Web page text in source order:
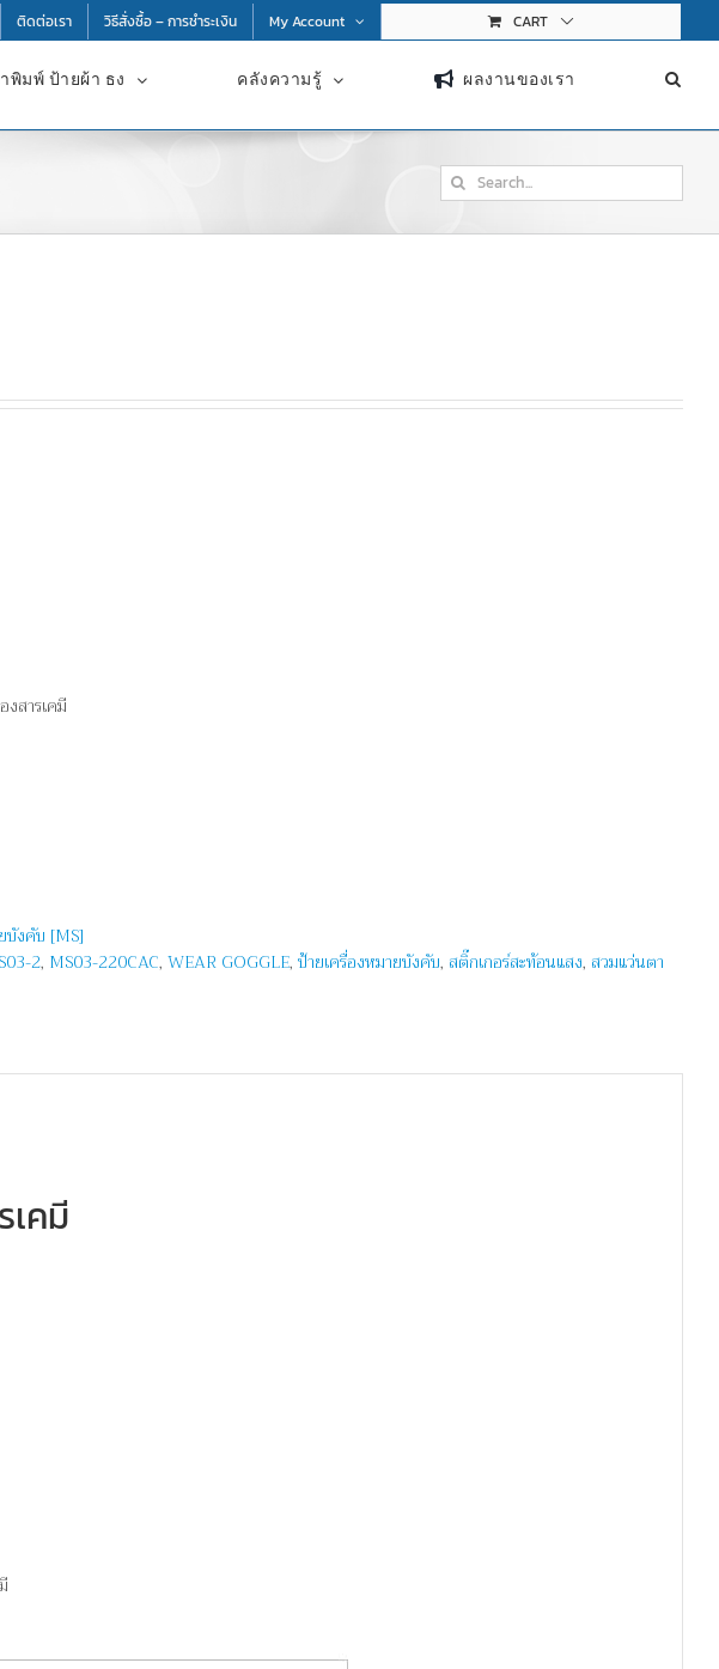
ติดต่อเรา วิธีสั่งซื้อ – การชำระเงิน My Account CART
พิมพ์ ป้ายผ้า ธง คลังความรู้ ผลงานของเรา
Search
for:
สารเคมี
บังคับ [MS]
2, MS03-220CAC, WEAR GOGGLE, ป้ายเครื่องหมายบังคับ, สติ๊กเกอร์สะท้อนแสง, สวมแว่นตา
เคมี